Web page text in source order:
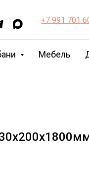
+7 991 701
Мебель